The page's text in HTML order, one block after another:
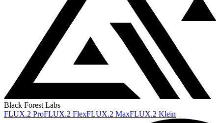
Black Forest Labs
FLUX.2 ProFLUX.2 FlexFLUX.2 MaxFLUX.2 Klein